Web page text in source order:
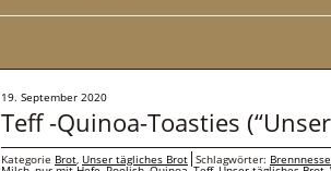
19. September 2020
Teff -Quinoa-Toasties
Kategorie Brot, Unser tägliches Brot Schlagwörter: